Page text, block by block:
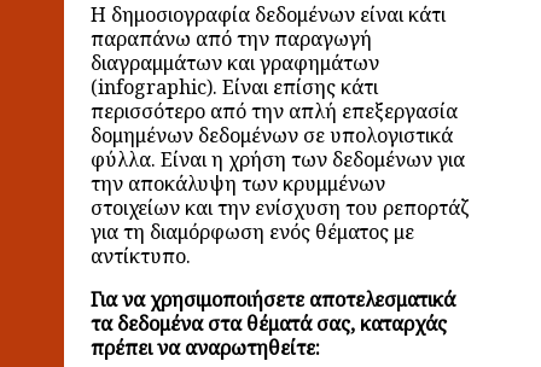
Η δημοσιογραφία δεδομένων είναι κάτι
παραπάνω από την παραγωγή
διαγραμμάτων και γραφημάτων
(infographic). Είναι επίσης κάτι
περισσότερο από την απλή επεξεργασία
δομημένων δεδομένων σε υπολογιστικά
φύλλα. Είναι η χρήση των δεδομένων για
την αποκάλυψη των κρυμμένων
στοιχείων και την ενίσχυση του ρεπορτάζ
για τη διαμόρφωση ενός θέματος με
αντίκτυπο.
Για να χρησιμοποιήσετε αποτελεσματικά
τα δεδομένα στα θέματά σας, καταρχάς
πρέπει να αναρωτηθείτε: